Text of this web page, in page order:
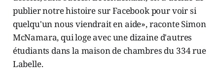
publier notre histoire sur Facebook pour voir si
quelqu'un nous viendrait en aide», raconte Simon
McNamara, qui loge avec une dizaine d'autres
étudiants dans la maison de chambres du 334 rue
Labelle.